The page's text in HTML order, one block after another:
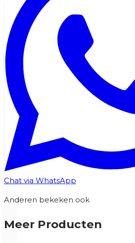
Chat via WhatsApp
Anderen bekeken ook
Meer Producten